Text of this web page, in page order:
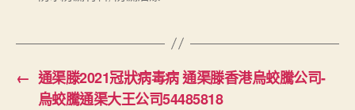
← 通渠滕2021冠狀病毒病 通渠滕香港烏蛟騰公司-
烏蛟騰通渠大王公司54485818